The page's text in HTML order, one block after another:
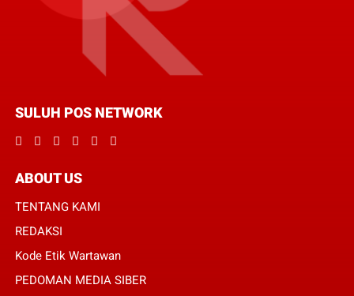
SULUH POS NETWORK
ABOUT US
TENTANG KAMI
REDAKSI
Kode Etik Wartawan
PEDOMAN MEDIA SIBER